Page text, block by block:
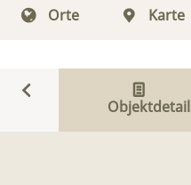
Orte Karte